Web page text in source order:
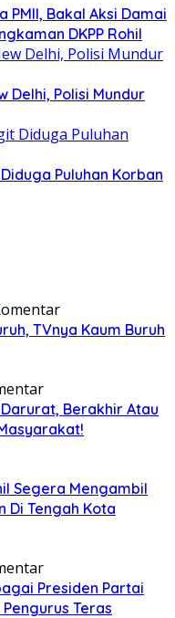
PMII, Bakal Aksi Damai
DKPP Rohil
Delhi, Polisi Mundur
Puluhan Korban
TVnya Kaum Buruh
Berakhir Atau
Segera Mengambil
Di Tengah Kota
Presiden Partai
Teras